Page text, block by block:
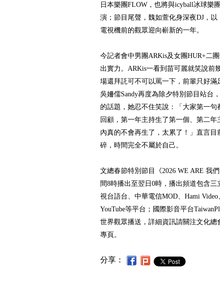
日本樂團FLOW，也將與icyball冰球樂
演；節目尾聲，魏如萱化身深夜DJ，
電視機前的觀眾迎向嶄新的一年。
今記者會中男團ARKis及女團HUR+二
出實力。ARKis一看到苗可麗就笑說前
場還拜託可不可以罵一下，前輩只好
吳姍儒Sandy再度為除夕特別節目站台
的話題，她忍不住笑說：「大家第一
回顧，第一年主持生了第一個、第二
內真的不會再生了，太累了！」直言
碎，時間完全不屬於自己。
文總春節特別節目《2026 WE ARE 我
間8時播出至翌日0時，播出頻道包含
視台語台、中華電信MOD、Hami
YouTube等平台；國際影音平台
世界觀眾播送，詳細資訊請關注文化總
專頁。
分享：